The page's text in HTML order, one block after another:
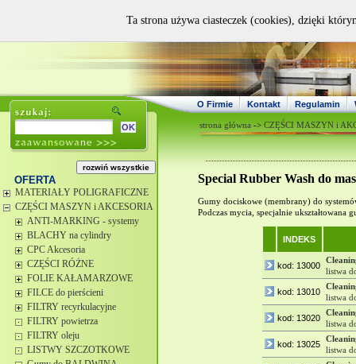
O Firmie Kontakt Regulamin
OFERTA
MATERIAŁY POLIGRAFICZNE
CZĘŚCI MASZYN i AKCESORIA
ANTI-MARKING - systemy
BLACHY na cylindry
CPC Akcesoria
CZĘŚCI RÓŻNE
FOLIE KAŁAMARZOWE
FILCE do pierścieni
FILTRY recyrkulacyjne
FILTRY powietrza
FILTRY oleju
LISTWY SZCZOTKOWE
strona główna -> CZĘŚCI MASZYN i
Special Rubber Wash do
Gumy dociskowe (membrany) do
Podczas mycia, specjalnie
INDEKS
kod: 13000
listwa
kod: 13010
listwa
kod: 13020
listwa
kod: 13025
listwa
Ta strona używa ciasteczek (cookies), dzięki